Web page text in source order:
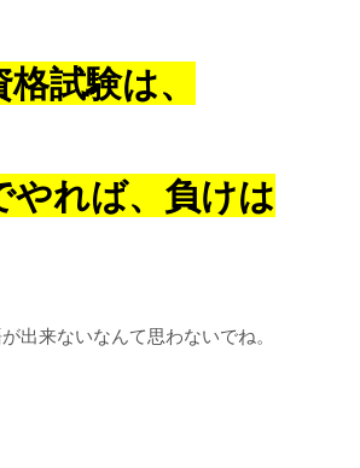
試験は、
やれば、負けは
出来ないなんて思わないでね。